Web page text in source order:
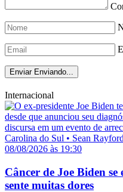
Enviar Enviando...
Internacional
08/08/2026 às 19:30
Câncer de Joe Biden se
sente muitas dores